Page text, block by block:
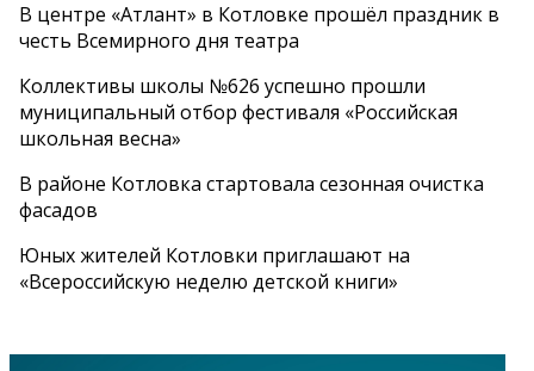
В центре «Атлант» в Котловке прошёл праздник в
честь Всемирного дня театра
Коллективы школы №626 успешно прошли
муниципальный отбор фестиваля «Российская
школьная весна»
В районе Котловка стартовала сезонная очистка
фасадов
Юных жителей Котловки приглашают на
«Всероссийскую неделю детской книги»